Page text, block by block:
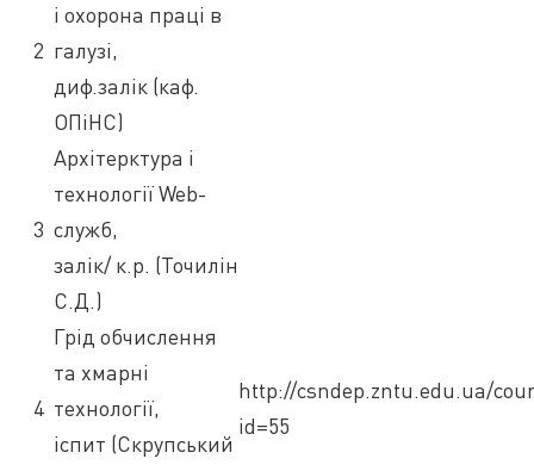
2
і охорона праці в
галузі,
диф.залік (каф.
ОПіНС)
3
Архітерктура і
технології Web-
служб,
залік/ к.р. (Точилін
С.Д.)
4
Грід обчислення
та хмарні
технології,
іспит (Скрупський
http://csndep.zntu.edu.ua/
id=55